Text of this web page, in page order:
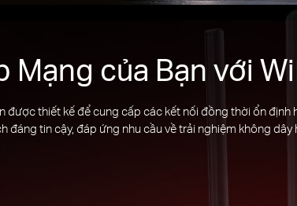
Mạng của Bạn với
được thiết kế để cung cấp các kết nối đồng thời ổn định
đáng tin cậy, đáp ứng nhu cầu về trải nghiệm không dây